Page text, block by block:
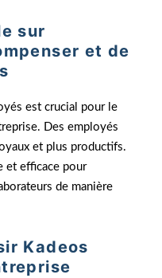
sur
et de
est crucial pour le
Des employés
et plus productifs.
et efficace pour
de manière
Kadeos